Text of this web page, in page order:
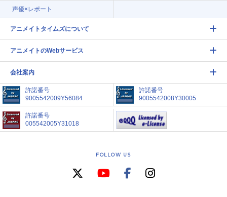
声優×レポート
アニメイトタイムズについて
アニメイトのWebサービス
会社案内
許諾番号
9005542009Y56084
許諾番号
9005542008Y30005
許諾番号
005542005Y31018
FOLLOW US